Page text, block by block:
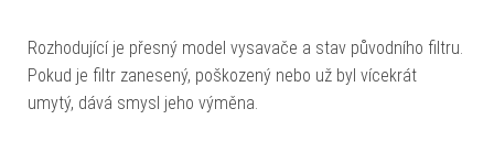
Rozhodující je přesný model vysavače a stav původního filtru.
Pokud je filtr zanesený, poškozený nebo už byl vícekrát
umytý, dává smysl jeho výměna.